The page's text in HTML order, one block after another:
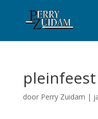
door Perry Zuidam |